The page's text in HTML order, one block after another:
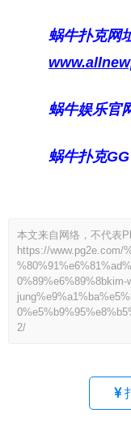
蜗牛扑克网
蜗牛娱乐官
蜗牛扑克GG
本文来自网络，不代表
https://www.pg2e.com/
0%89%e6%89%8bkim-
2/